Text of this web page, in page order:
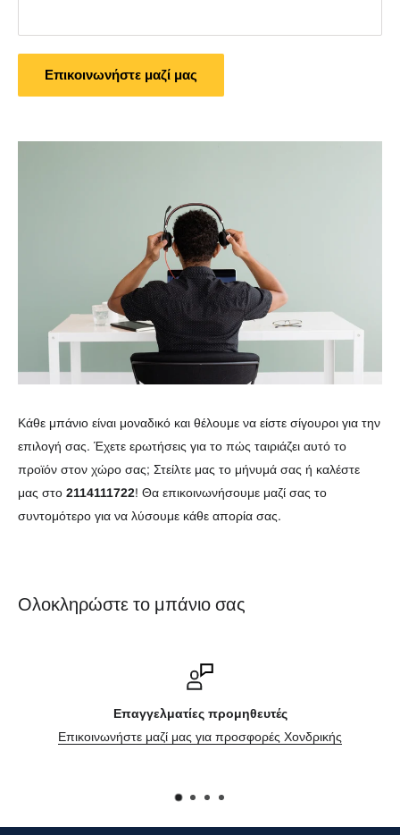
Επικοινωνήστε μαζί μας
Κάθε μπάνιο είναι μοναδικό και θέλουμε να είστε σίγουροι για την
επιλογή σας. Έχετε ερωτήσεις για το πώς ταιριάζει αυτό το
προϊόν στον χώρο σας; Στείλτε μας το μήνυμά σας ή καλέστε
μας στο 2114111722! Θα επικοινωνήσουμε μαζί σας το
συντομότερο για να λύσουμε κάθε απορία σας.
Ολοκληρώστε το μπάνιο σας
Επαγγελματίες προμηθευτές
μαζί μας για προσφορές Χονδρικής